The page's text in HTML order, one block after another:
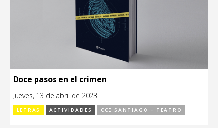
Doce pasos en el crimen
Jueves, 13 de abril de 2023.
LETRAS ACTIVIDADES CCE SANTIAGO - TEATRO